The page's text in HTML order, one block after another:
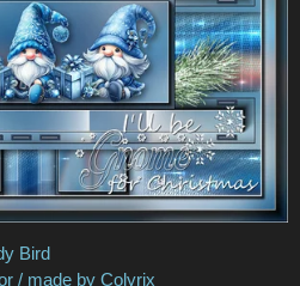
by Lady Bird
by Colyrix